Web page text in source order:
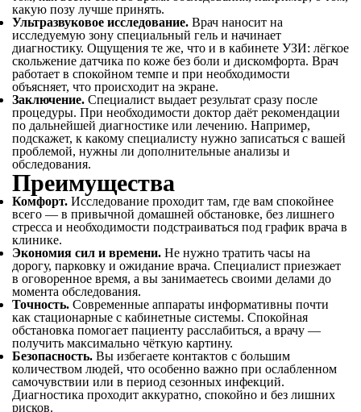
какую позу лучше принять.
Ультразвуковое исследование. Врач наносит на
исследуемую зону специальный гель и начинает
диагностику. Ощущения те же, что и в кабинете УЗИ: лёгкое
скольжение датчика по коже без боли и дискомфорта. Врач
работает в спокойном темпе и при необходимости
объясняет, что происходит на экране.
Заключение. Специалист выдает результат сразу после
процедуры. При необходимости доктор даёт рекомендации
по дальнейшей диагностике или лечению. Например,
подскажет, к какому специалисту нужно записаться с вашей
проблемой, нужны ли дополнительные анализы и
обследования.
Преимущества
Комфорт. Исследование проходит там, где вам спокойнее
всего — в привычной домашней обстановке, без лишнего
стресса и необходимости подстраиваться под график врача в
клинике.
Экономия сил и времени. Не нужно тратить часы на
дорогу, парковку и ожидание врача. Специалист приезжает
в оговоренное время, а вы занимаетесь своими делами до
момента обследования.
Точность. Современные аппараты информативны почти
как стационарные с кабинетные системы. Спокойная
обстановка помогает пациенту расслабиться, а врачу —
получить максимально чёткую картину.
Безопасность. Вы избегаете контактов с большим
количеством людей, что особенно важно при ослабленном
самочувствии или в период сезонных инфекций.
Диагностика проходит аккуратно, спокойно и без лишних
рисков.